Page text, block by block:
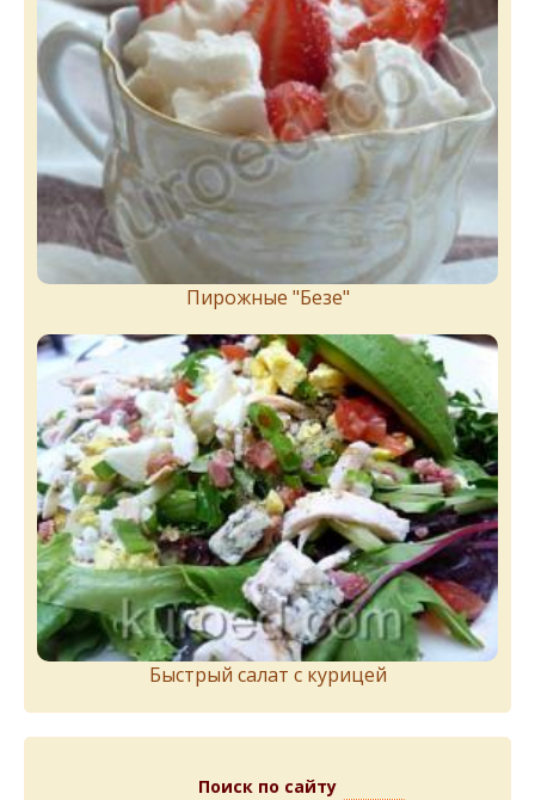
Пирожныe "Бeзe"
Быстрый салат с курицей
Поиск по сайту